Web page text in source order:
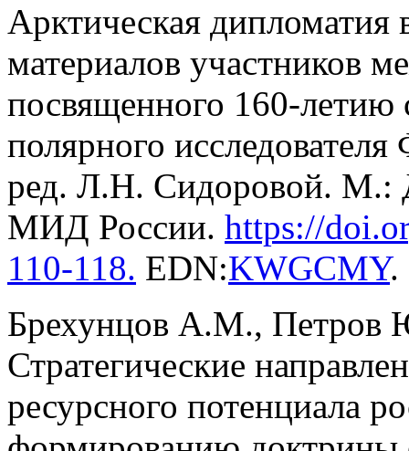
Арктическая
материалов участников
посвященного 160-летию
полярного
ред. Л.Н. Сидоровой. М.:
МИД России. https://doi.
11 0-118. EDN:KWGCMY.
Брехунцов А.М.,
Стратегические
ресурсного потенциала